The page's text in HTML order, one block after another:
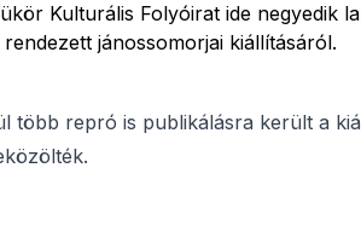
Kulturális Folyóirat ide negyedik
jánossomorjai kiállításáról.
több repró is publikálásra került a